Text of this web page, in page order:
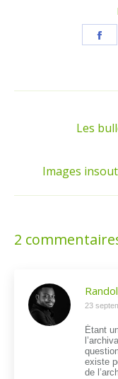
Les
Images
2
dit
23
Étant
existe
de